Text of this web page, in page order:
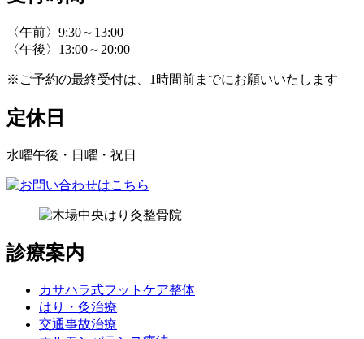
〈午前〉9:30～13:00
〈午後〉13:00～20:00
※ご予約の最終受付は、1時間前までにお願いいたします
定休日
水曜午後・日曜・祝日
診療案内
カサハラ式フットケア整体
はり・灸治療
交通事故治療